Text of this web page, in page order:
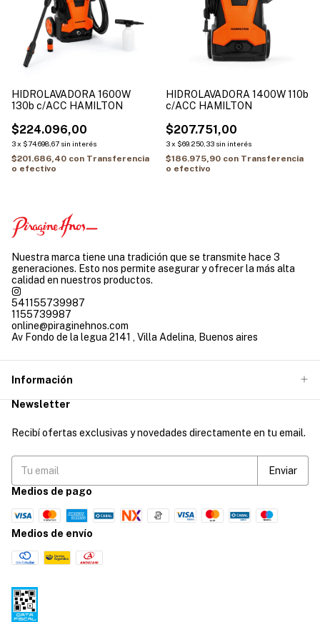
HIDROLAVADORA 1600W
130b c/ACC HAMILTON
$224.096,00
3x $74.698,67 sin interés
$201.686,40 con Transferencia
o efectivo
HIDROLAVADORA 1400W 110b
c/ACC HAMILTON
$207.751,00
3x $69.250,33 sin interés
$186.975,90 con Transferencia
o efectivo
Nuestra marca tiene una tradición que se transmite hace 3
generaciones. Esto nos permite asegurar y ofrecer la más alta
calidad en nuestros productos.
541155739987
1155739987
online@piraginehnos.com
Av Fondo de la legua 2141 , Villa Adelina, Buenos aires
Información
Newsletter
Recibí ofertas exclusivas y novedades directamente en tu email.
Medios de pago
Medios de envío